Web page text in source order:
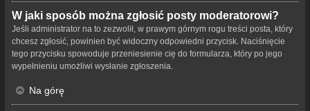
W jaki sposób można zgłosić posty moderatorowi?
Jeśli administrator na to zezwolił, w prawym górnym rogu treści posta, który
chcesz zgłosić, powinien być widoczny odpowiedni przycisk. Naciśnięcie
tego przycisku spowoduje przeniesienie cię do formularza, który po jego
wypełnieniu umożliwi wysłanie zgłoszenia.
Na górę